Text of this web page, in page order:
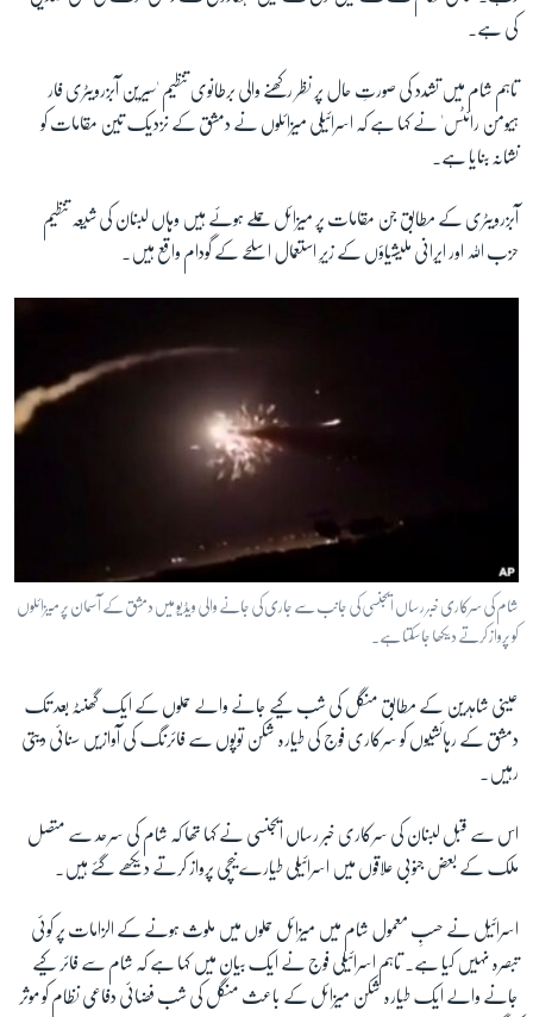
کی ہے۔
تاہم شام میں تشدد کی صورتِ حال پر نظر رکھنے والی برطانوی تنظیم 'سیرین آبزرویٹری فار
ہیومن رائٹس' نے کہا ہے کہ اسرائیلی میزائلوں نے دمشق کے نزدیک تین مقامات کو
نشانہ بنایا ہے۔
آبزرویٹری کے مطابق جن مقامات پر میزائل حملے ہوئے ہیں وہاں لبنان کی شیعہ تنظیم
حزب اللہ اور ایرانی ملیشیاؤں کے زیرِ استعمال اسلحے کے گودام واقع ہیں۔
شام کی سرکاری خبر رساں ایجنسی کی جانب سے جاری کی جانے والی ویڈیو میں دمشق کے آسمان پر میزائلوں
کو پرواز کرتے دیکھا جاسکتا ہے۔
عینی شاہدین کے مطابق منگل کی شب کیے جانے والے حملوں کے ایک گھنٹہ بعد تک
دمشق کے رہائشیوں کو سرکاری فوج کی طیارہ شکن توپوں سے فائرنگ کی آوازیں سنائی دیتی
رہیں۔
اس سے قبل لبنان کی سرکاری خبر رساں ایجنسی نے کہا تھا کہ شام کی سرحد سے متصل
ملک کے بعض جنوبی علاقوں میں اسرائیلی طیارے نیچی پرواز کرتے دیکھے گئے ہیں۔
اسرائیل نے حسبِ معمول شام میں میزائل حملوں میں ملوث ہونے کے الزامات پر کوئی
تبصرہ نہیں کیا ہے۔ تاہم اسرائیلی فوج نے ایک بیان میں کہا ہے کہ شام سے فائر کیے
جانے والے ایک طیارہ شکن میزائل کے باعث منگل کی شب فضائی دفاعی نظام کو موثر